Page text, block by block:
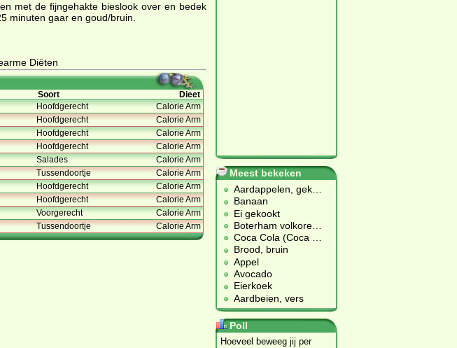
met de fijngehakte bieslook over en bedek
minuten gaar en goud/bruin.
Diëten
Soort
Dieet
Hoofdgerecht
Calorie Arm
Hoofdgerecht
Calorie Arm
Hoofdgerecht
Calorie Arm
Hoofdgerecht
Calorie Arm
Salades
Calorie Arm
Tussendoortje
Calorie Arm
Hoofdgerecht
Calorie Arm
Hoofdgerecht
Calorie Arm
Voorgerecht
Calorie Arm
Tussendoortje Calorie Arm
Meest bekeken
Aardappelen, gek
Banaan
Ei gekookt
Boterham volkore
Coca Cola (Coca
Brood, bruin
Appel
Avocado
Eierkoek
Aardbeien, vers
Poll
Hoeveel beweeg jij per